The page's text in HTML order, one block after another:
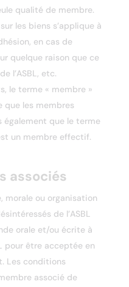
qualité de membre.
les biens s’applique à
en cas de
quelque raison que ce
l’ASBL, etc.
le terme « membre »
que les membres
également que le terme
un membre effectif.
associés
morale ou organisation
de l’ASBL
orale et/ou écrite à
pour être acceptée en
Les conditions
associé de